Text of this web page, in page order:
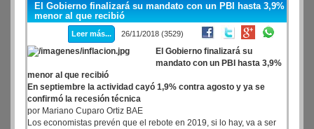
El Gobierno finalizará su mandato con un PBI hasta 3,9%
menor al que recibió
Leer más... 26/11/2018 (3529)
El Gobierno finalizará su
mandato con un PBI hasta 3,9%
menor al que recibió
En septiembre la actividad cayó 1,9% contra agosto y ya se
confirmó la recesión técnica
por Mariano Cuparo Ortiz BAE
Los economistas prevén que el rebote en 2019, si lo hay, va a ser